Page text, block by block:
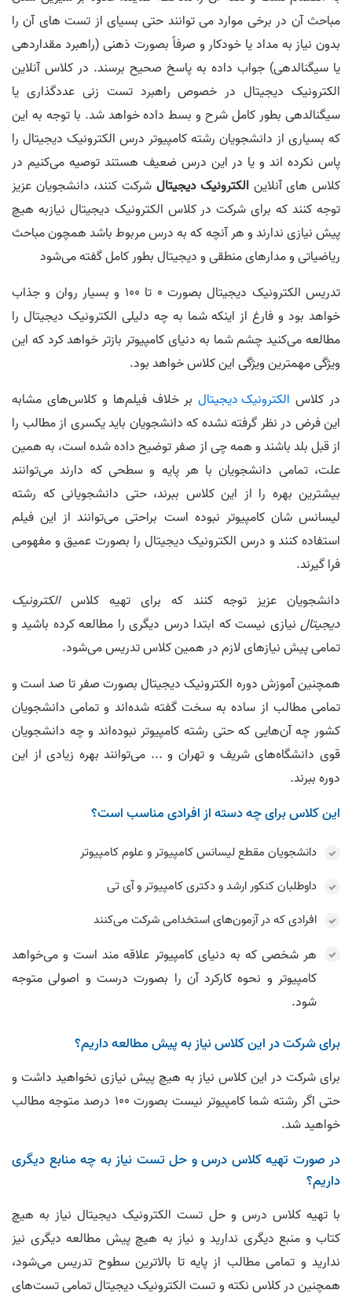
مباحث آن در برخی موارد می توانند حتی بسیای از تست های آن را
بدون نیاز به مداد یا خودکار و صرفاً بصورت ذهنی (راهبرد مقداردهی
یا سیگنالدهی) جواب داده به پاسخ صحیح برسند. در کلاس آنلاین
الکترونیک دیجیتال در خصوص راهبرد تست زنی عددگذاری یا
سیگنالدهی بطور کامل شرح و بسط داده خواهد شد. با توجه به این
که بسیاری از دانشجویان رشته کامپیوتر درس الکترونیک دیجیتال را
پاس نکرده اند و یا در این درس ضعیف هستند توصیه می‌کنیم در
کلاس های آنلاین الکترونیک دیجیتال شرکت کنند، دانشجویان عزیز
توجه کنند که برای شرکت در کلاس الکترونیک دیجیتال نیازبه هیچ
پیش نیازی ندارند و هر آنچه که به درس مربوط باشد همچون مباحث
ریاضیاتی و مدارهای منطقی و دیجیتال بطور کامل گفته می‌شود
تدریس الکترونیک دیجیتال بصورت 0 تا 100 و بسیار روان و جذاب
خواهد بود و فارغ از اینکه شما به چه دلیلی الکترونیک دیجیتال را
مطالعه می‌کنید چشم شما به دنیای کامپیوتر بازتر خواهد کرد که این
ویژگی مهمترین ویژگی این کلاس خواهد بود.
در کلاس الکترونیک دیجیتالبر خلاف فیلم‌ها و کلاس‌های مشابه
این فرض در نظر گرفته نشده که دانشجویان باید یکسری از مطالب را
از قبل بلد باشند و همه چی از صفر توضیح داده شده است، به همین
علت، تمامی دانشجویان با هر پایه و سطحی که دارند می‌توانند
بیشترین بهره را از این کلاس ببرند، حتی دانشجویانی که رشته
لیسانس شان کامپیوتر نبوده است براحتی می‌توانند از این فیلم
استفاده کنند و درس الکترونیک دیجیتال را بصورت عمیق و مفهومی
فرا گیرند.
دانشجویان عزیز توجه کنند که برای تهیه کلاس الکترونیک
دیجیتال نیازی نیست که ابتدا درس دیگری را مطالعه کرده باشید و
تمامی پیش نیازهای لازم در همین کلاس تدریس می‌شود.
همچنین آموزش دوره الکترونیک دیجیتال بصورت صفر تا صد است و
تمامی مطالب از ساده به سخت گفته شده‌اند و تمامی دانشجویان
کشور چه آن‌هایی که حتی رشته کامپیوتر نبوده‌اند و چه دانشجویان
قوی دانشگاه‌های شریف و تهران و ... می‌توانند بهره زیادی از این
دوره ببرند.
این کلاس برای چه دسته از افرادی مناسب است؟
دانشجویان مقطع لیسانس کامپیوتر و علوم کامپیوتر
داوطلبان کنکور ارشد و دکتری کامپیوتر و آی تی
افرادی که در آزمون‌های استخدامی شرکت می‌کنند
هر شخصی که به دنیای کامپیوتر علاقه مند است و می‌خواهد
کامپیوتر و نحوه کارکرد آن را بصورت درست و اصولی متوجه
شود.
برای شرکت در این کلاس نیاز به پیش مطالعه داریم؟
برای شرکت در این کلاس نیاز به هیچ پیش نیازی نخواهید داشت و
حتی اگر رشته شما کامپیوتر نیست بصورت 100 درصد متوجه مطالب
خواهید شد.
در صورت تهیه کلاس درس و حل تست نیاز به چه منابع دیگری
داریم؟
با تهیه کلاس درس و حل تست الکترونیک دیجیتال نیاز به هیچ
کتاب و منبع دیگری ندارید و نیاز به هیچ پیش مطالعه دیگری نیز
ندارید و تمامی مطالب از پایه تا بالاترین سطوح تدریس می‌شود،
همچنین در کلاس نکته و تست الکترونیک دیجیتال تمامی تست‌های